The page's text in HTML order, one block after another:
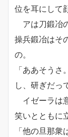
位を耳にして
アは刀鍛冶
操兵鍛冶はそ
の。
「ああそう
し、研ぎだっ
イゼーラは
笑いとともに
「他の旦那衆